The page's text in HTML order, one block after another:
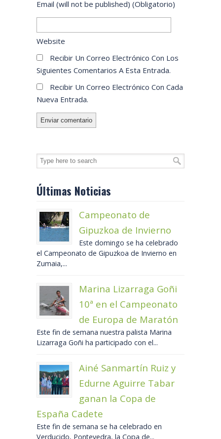
Email (will not be published) (obligatorio)
Website
Recibir Un Correo Electrónico Con Los
Siguientes Comentarios A Esta Entrada.
Recibir Un Correo Electrónico Con Cada
Nueva Entrada.
Últimas Noticias
Campeonato de
Gipuzkoa de Invierno
Este domingo se ha celebrado
el Campeonato de Gipuzkoa de Invierno en
Zumaia,...
Marina Lizarraga Goñi
10ª en el Campeonato
de Europa de Maratón
Este fin de semana nuestra palista Marina
Lizarraga Goñi ha participado con el...
Ainé Sanmartín Ruiz y
Edurne Aguirre Tabar
ganan la Copa de
España Cadete
Este fin de semana se ha celebrado en
Verducido, Pontevedra, la Copa de...